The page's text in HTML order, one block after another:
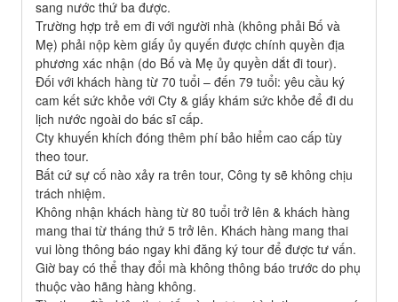
sang nước thứ ba được.
Trường hợp trẻ em đi với người nhà (không phải Bố và
Mẹ) phải nộp kèm giấy ủy quyến được chính quyền địa
phương xác nhận (do Bố và Mẹ ủy quyền dắt đi tour).
Đối với khách hàng từ 70 tuổi – đến 79 tuổi: yêu cầu ký
cam kết sức khỏe với Cty & giấy khám sức khỏe để đi du
lịch nước ngoài do bác sĩ cấp.
Cty khuyến khích đóng thêm phí bảo hiểm cao cấp tùy
theo tour.
Bất cứ sự cố nào xảy ra trên tour, Công ty sẽ không chịu
trách nhiệm.
Không nhận khách hàng từ 80 tuổi trở lên & khách hàng
mang thai từ tháng thứ 5 trở lên. Khách hàng mang thai
vui lòng thông báo ngay khi đăng ký tour để được tư vấn.
Giờ bay có thể thay đổi mà không thông báo trước do phụ
thuộc vào hãng hàng không.